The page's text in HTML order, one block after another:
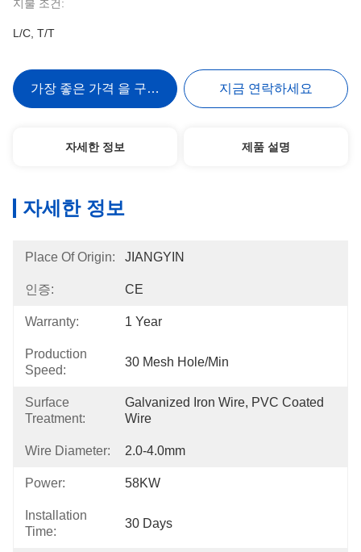
지불 조건:
L/C, T/T
가장 좋은 가격 을 구하라 지금 연락하세요
자세한 정보 제품 설명
자세한 정보
Place Of Origin: JIANGYIN
인증: CE
Warranty: 1 Year
Production
Speed:
30 Mesh Hole/min
Surface
Treatment:
Galvanized Iron Wire, PVC Coated
Wire
Wire Diameter: 2.0-4.0mm
Power: 58KW
Installation
Time:
30 Days